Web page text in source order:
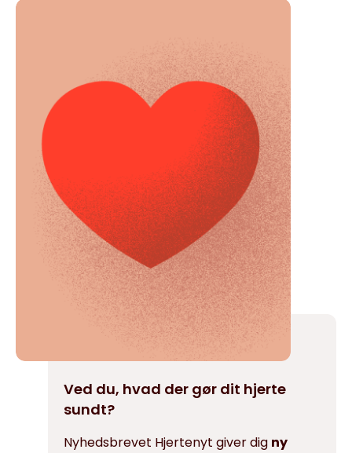
Ved du, hvad der gør dit hjerte
sundt?
Nyhedsbrevet Hjertenyt giver dig ny